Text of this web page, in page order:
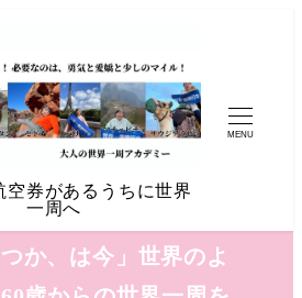
空券があるうちに世界
一周へ
MENU
、は今」世界のよ